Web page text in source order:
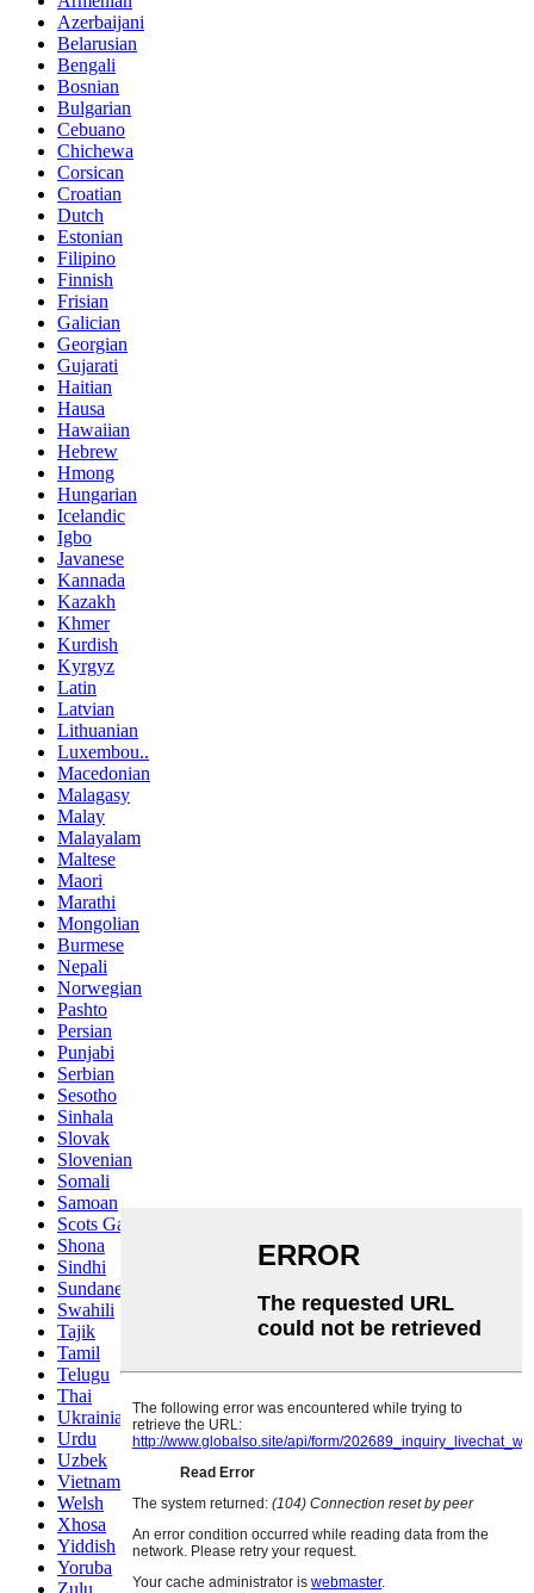
Azerbaijani
Belarusian
Bengali
Bosnian
Bulgarian
Cebuano
Chichewa
Corsican
Croatian
Dutch
Estonian
Filipino
Finnish
Frisian
Galician
Georgian
Gujarati
Haitian
Hausa
Hawaiian
Hebrew
Hmong
Hungarian
Icelandic
Igbo
Javanese
Kannada
Kazakh
Khmer
Kurdish
Kyrgyz
Latin
Latvian
Lithuanian
Luxembou..
Macedonian
Malagasy
Malay
Malayalam
Maltese
Maori
Marathi
Mongolian
Burmese
Nepali
Norwegian
Pashto
Persian
Punjabi
Serbian
Sesotho
Sinhala
Slovak
Slovenian
Somali
Samoan
Scots Gaelic
Shona
Sindhi
Sundanese
Swahili
Tajik
Tamil
Telugu
Thai
Ukrainian
Urdu
Uzbek
Vietnamese
Welsh
Xhosa
Yiddish
Yoruba
Zulu